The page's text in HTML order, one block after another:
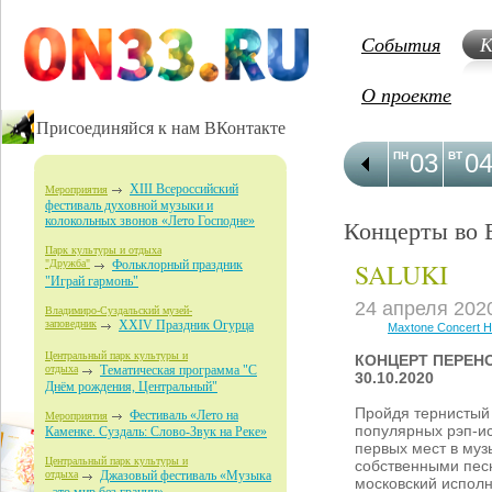
Присоединяйся к нам ВКонтакте
Мероприятия
XIII Всероссийский
фестиваль духовной музыки и
колокольных звонов «Лето Господне»
Парк культуры и отдыха
"Дружба"
Фольклорный праздник
"Играй гармонь"
Владимиро-Суздальский музей-
заповедник XXIV Праздник Огурца
Центральный парк культуры и
отдыха
Тематическая программа "С
Днём рождения, Центральный"
Мероприятия
Фестиваль «Лето на
Каменке. Суздаль: Слово-Звук на Реке»
Центральный парк культуры и
отдыха
Джазовый фестиваль «Музыка
События
О проекте
03
ПН 04
ВТ
Концерты во
SALUKI
24 апреля
Maxtone Concert
КОНЦЕРТ
30.10.2020
Пройдя
популярных рэп-
первых мест в
собственными
московский